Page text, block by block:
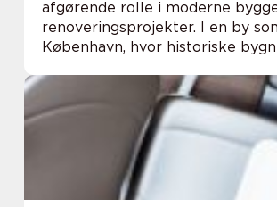
afgørende rolle i moderne
renoveringsprojekter. I en by
København, hvor historiske
nybyggeri, bliver denne teknik